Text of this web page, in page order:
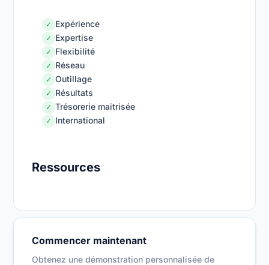
✓ Expérience
✓ Expertise
✓ Flexibilité
✓ Réseau
✓ Outillage
✓ Résultats
✓ Trésorerie maitrisée
✓ International
Ressources
Commencer maintenant
Obtenez une démonstration personnalisée de